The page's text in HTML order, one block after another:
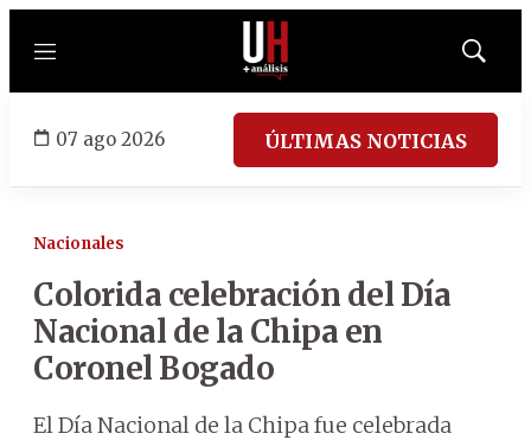
Menú
Mostrar
07 ago 2026 ÚLTIMAS NOTICIAS
Nacionales
Colorida celebración del Día
Nacional de la Chipa en
Coronel Bogado
El Día Nacional de la Chipa fue celebrada